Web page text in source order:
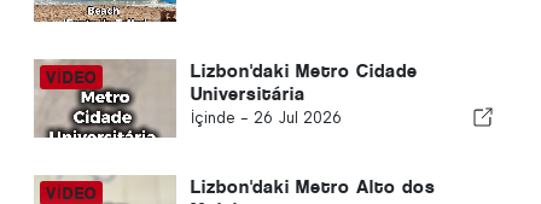
Lizbon'daki Metro Cidade
Universitária
İçinde - 26 Jul 2026
Lizbon'daki Metro Alto dos